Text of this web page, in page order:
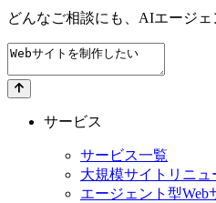
どんなご相談にも、 AIエージェ
サービス
サービス一覧
大規模サイトリニュ
エージェント型Web